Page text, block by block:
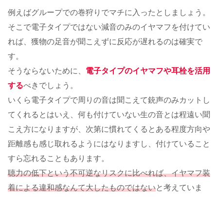
例えばグループでの巻狩りでマチに入ったとしましょう。
そこで電子タイプではない減音のみのイヤマフを付けてい
れば、獲物の足音が聞こえずに反応が遅れるのは確実で
す。
そうならないために、 電子タイプのイヤマフや耳栓を活用
するべきでしょう。
いくら電子タイプで周りの音は聞こえて銃声のみカットし
てくれるとはいえ、何も付けていない生の音とは程遠い聞
こえ方になりますが、次第に慣れてくるとある程度方向や
距離感も感じ取れるようにはなりますし、付けていること
すら忘れることもあります。
聴力の低下という不可逆なリスクに比べれば、イヤマフ装
着による違和感なんて大したものではないと考えていま